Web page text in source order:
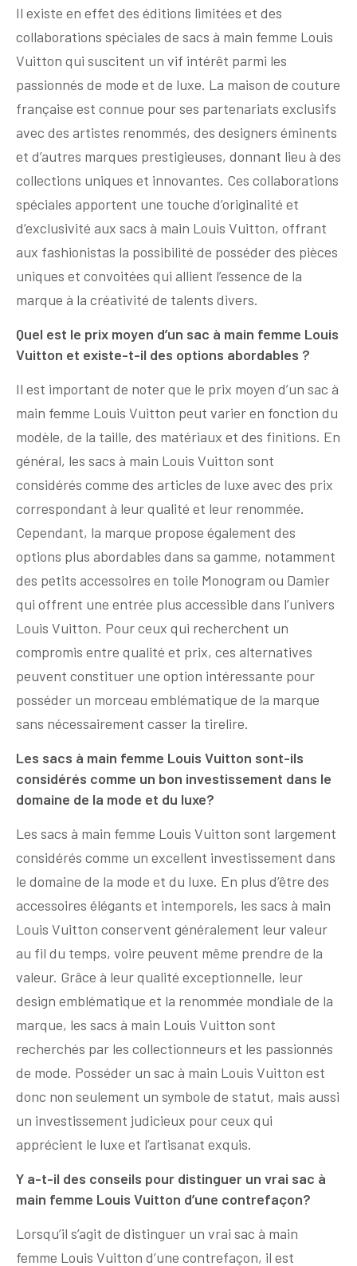
Il existe en effet des éditions limitées et des
collaborations spéciales de sacs à main femme Louis
Vuitton qui suscitent un vif intérêt parmi les
passionnés de mode et de luxe. La maison de couture
française est connue pour ses partenariats exclusifs
avec des artistes renommés, des designers éminents
et d’autres marques prestigieuses, donnant lieu à des
collections uniques et innovantes. Ces collaborations
spéciales apportent une touche d’originalité et
d’exclusivité aux sacs à main Louis Vuitton, offrant
aux fashionistas la possibilité de posséder des pièces
uniques et convoitées qui allient l’essence de la
marque à la créativité de talents divers.
Quel est le prix moyen d’un sac à main femme Louis
Vuitton et existe-t-il des options abordables ?
Il est important de noter que le prix moyen d’un sac à
main femme Louis Vuitton peut varier en fonction du
modèle, de la taille, des matériaux et des finitions. En
général, les sacs à main Louis Vuitton sont
considérés comme des articles de luxe avec des prix
correspondant à leur qualité et leur renommée.
Cependant, la marque propose également des
options plus abordables dans sa gamme, notamment
des petits accessoires en toile Monogram ou Damier
qui offrent une entrée plus accessible dans l’univers
Louis Vuitton. Pour ceux qui recherchent un
compromis entre qualité et prix, ces alternatives
peuvent constituer une option intéressante pour
posséder un morceau emblématique de la marque
sans nécessairement casser la tirelire.
Les sacs à main femme Louis Vuitton sont-ils
considérés comme un bon investissement dans le
domaine de la mode et du luxe?
Les sacs à main femme Louis Vuitton sont largement
considérés comme un excellent investissement dans
le domaine de la mode et du luxe. En plus d’être des
accessoires élégants et intemporels, les sacs à main
Louis Vuitton conservent généralement leur valeur
au fil du temps, voire peuvent même prendre de la
valeur. Grâce à leur qualité exceptionnelle, leur
design emblématique et la renommée mondiale de la
marque, les sacs à main Louis Vuitton sont
recherchés par les collectionneurs et les passionnés
de mode. Posséder un sac à main Louis Vuitton est
donc non seulement un symbole de statut, mais aussi
un investissement judicieux pour ceux qui
apprécient le luxe et l’artisanat exquis.
Y a-t-il des conseils pour distinguer un vrai sac à
main femme Louis Vuitton d’une contrefaçon?
Lorsqu’il s’agit de distinguer un vrai sac à main
femme Louis Vuitton d’une contrefaçon, il est